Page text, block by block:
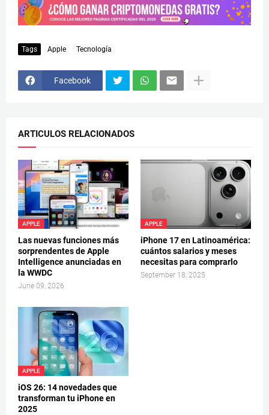
Tags Apple Tecnología
Facebook
ARTICULOS RELACIONADOS
APPLE
Las nuevas funciones más
sorprendentes de Apple
Intelligence anunciadas en
la WWDC
June 09, 2026
APPLE
iPhone 17 en Latinoamérica:
cuántos salarios y meses
necesitas para comprarlo
September 18, 2025
APPLE
iOS 26: 14 novedades que
transforman tu iPhone en
2025